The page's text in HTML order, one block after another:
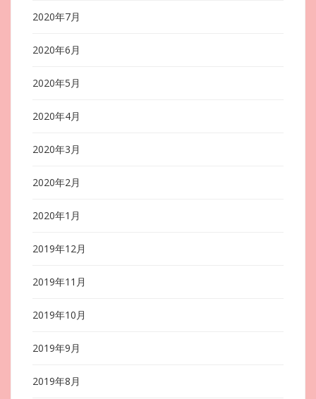
2020年7月
2020年6月
2020年5月
2020年4月
2020年3月
2020年2月
2020年1月
2019年12月
2019年11月
2019年10月
2019年9月
2019年8月